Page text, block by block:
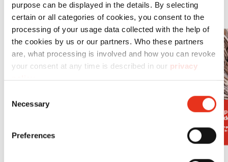
purpose can be displayed in the details. By selecting
certain or all categories of cookies, you consent to the
processing of your usage data collected with the help of
the cookies by us or our partners. Who these partners
are, what processing is involved and how you can revoke
your consent at any time is described in our privacy
policy.
Selection
Necessary
Preferences